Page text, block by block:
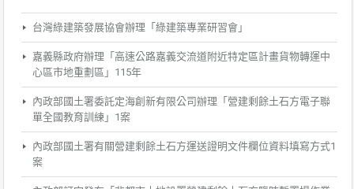
台灣綠建築發展協會辦理「綠建築專業研習會」
嘉義縣政府辦理「高速公路嘉義交流道附近特定區計畫貨物轉運中
心區市地重劃區」115年
內政部國土署委託定海創新有限公司辦理「營建剩餘土石方電子聯
單全國教育訓練」1案
內政部國土署有關營建剩餘土石方運送證明文件欄位資料填寫方式1
案